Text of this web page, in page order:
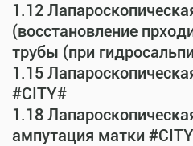
1.12
(восстановление
трубы (при
1.15
#CITY#
1.18
ампутация матки